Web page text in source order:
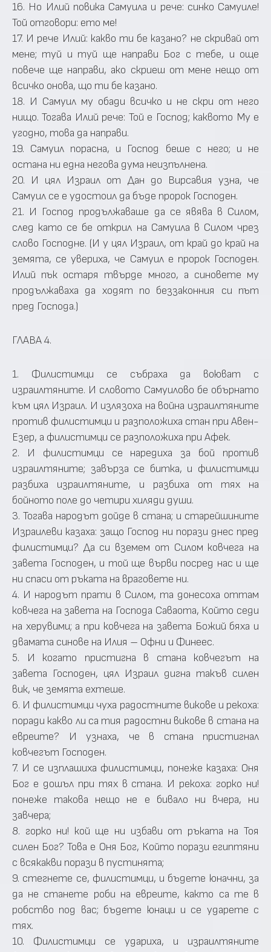
16. Но Илий повика Самуила и рече: синко Самуиле!
Той отговори: ето ме!
17. И рече Илий: какво ти бе казано? не скривай от
мене; туй и туй ще направи Бог с тебе, и още
повече ще направи, ако скриеш от мене нещо от
всичко онова, що ти бе казано.
18. И Самуил му обади всичко и не скри от него
нищо. Тогава Илий рече: Той е Господ; каквото Му е
угодно, това да направи.
19. Самуил порасна, и Господ беше с него; и не
остана ни една негова дума неизпълнена.
20. И цял Израил от Дан до Вирсавия узна, че
Самуил се е удостоил да бъде пророк Господен.
21. И Господ продължаваше да се явява в Силом,
след като се бе открил на Самуила в Силом чрез
слово Господне. (И у цял Израил, от край до край на
земята, се увериха, че Самуил е пророк Господен.
Илий пък остаря твърде много, а синовете му
продължаваха да ходят по беззаконния си път
пред Господа.)
ГЛАВА 4.
1. Филистимци се събраха да воюват с
израилтяните. И словото Самуилово бе обърнато
към цял Израил. И излязоха на война израилтяните
против филистимци и разположиха стан при Авен-
Езер, а филистимци се разположиха при Афек.
2. И филистимци се наредиха за бой против
израилтяните; завърза се битка, и филистимци
разбиха израилтяните, и разбиха от тях на
бойното поле до четири хиляди души.
3. Тогава народът дойде в стана; и старейшините
Израилеви казаха: защо Господ ни порази днес пред
филистимци? Да си вземем от Силом ковчега на
завета Господен, и той ще върви посред нас и ще
ни спаси от ръката на враговете ни.
4. И народът прати в Силом, та донесоха оттам
ковчега на завета на Господа Саваота, Който седи
на херувими; а при ковчега на завета Божий бяха и
двамата синове на Илия – Офни и Финеес.
5. И когато пристигна в стана ковчегът на
завета Господен, цял Израил дигна такъв силен
вик, че земята ехтеше.
6. И филистимци чуха радостните викове и рекоха:
поради какво ли са тия радостни викове в стана на
евреите? И узнаха, че в стана пристигнал
ковчегът Господен.
7. И се изплашиха филистимци, понеже казаха: Оня
Бог е дошъл при тях в стана. И рекоха: горко ни!
понеже такова нещо не е бивало ни вчера, ни
завчера;
8. горко ни! кой ще ни избави от ръката на Тоя
силен Бог? Това е Оня Бог, Който порази египтяни
с всякакви порази в пустинята;
9. стегнете се, филистимци, и бъдете юначни, за
да не станете роби на евреите, както са те в
робство под вас; бъдете юнаци и се ударете с
тях.
10. Филистимци се удариха, и израилтяните